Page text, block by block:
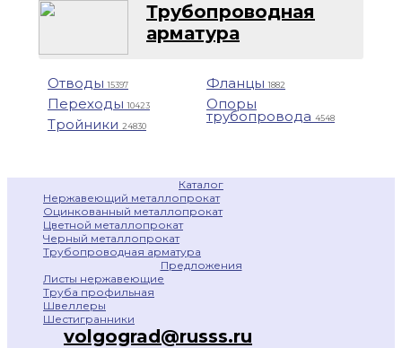
Трубопроводная
арматура
Отводы15397
Переходы10423
Тройники 24830
Фланцы1882
Опоры
трубопровода 4548
Каталог
Нержавеющий металлопрокат
Оцинкованный металлопрокат
Цветной металлопрокат
Черный металлопрокат
Трубопроводная арматура
Предложения
Листы нержавеющие
Труба профильная
Швеллеры
Шестигранники
volgograd@russs.ru